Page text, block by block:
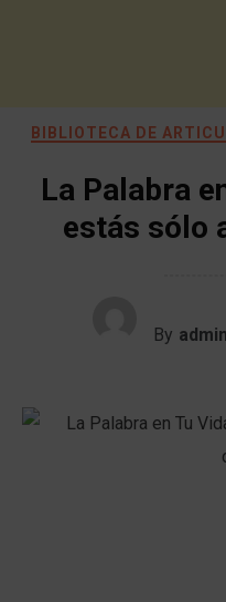
BIBLIOTECA DE
La Palabra
estás sólo
By admin